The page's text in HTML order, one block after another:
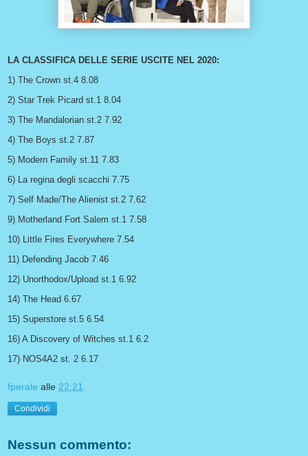
LA CLASSIFICA DELLE SERIE USCITE NEL 2020:
1) The Crown st.4 8.08
2) Star Trek Picard st.1 8.04
3) The Mandalorian st.2 7.92
4) The Boys st.2 7.87
5) Modern Family st.11 7.83
6) La regina degli scacchi 7.75
7) Self Made/The Alienist st.2 7.62
9) Motherland Fort Salem st.1 7.58
10) Little Fires Everywhere 7.54
11) Defending Jacob 7.46
12) Unorthodox/Upload st.1 6.92
14) The Head 6.67
15) Superstore st.5 6.54
16) A Discovery of Witches st.1 6.2
17) NOS4A2 st. 2 6.17
fperale alle 22:21
Condividi
Nessun commento: